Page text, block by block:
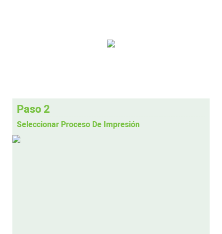
Paso 2
Seleccionar Proceso De Impresión